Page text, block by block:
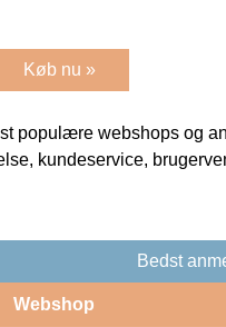
Køb nu »
populære webshops og
kundeservice,
Bedst
Webshop